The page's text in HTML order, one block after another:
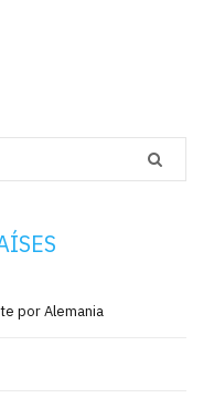
por Alemania